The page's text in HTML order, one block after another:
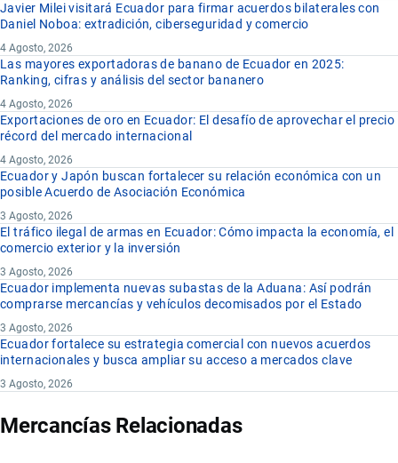
Javier Milei visitará Ecuador para firmar acuerdos bilaterales con
Daniel Noboa: extradición, ciberseguridad y comercio
4 Agosto, 2026
Las mayores exportadoras de banano de Ecuador en 2025:
Ranking, cifras y análisis del sector bananero
4 Agosto, 2026
Exportaciones de oro en Ecuador: El desafío de aprovechar el precio
récord del mercado internacional
4 Agosto, 2026
Ecuador y Japón buscan fortalecer su relación económica con un
posible Acuerdo de Asociación Económica
3 Agosto, 2026
El tráfico ilegal de armas en Ecuador: Cómo impacta la economía, el
comercio exterior y la inversión
3 Agosto, 2026
Ecuador implementa nuevas subastas de la Aduana: Así podrán
comprarse mercancías y vehículos decomisados por el Estado
3 Agosto, 2026
Ecuador fortalece su estrategia comercial con nuevos acuerdos
internacionales y busca ampliar su acceso a mercados clave
3 Agosto, 2026
Mercancías Relacionadas